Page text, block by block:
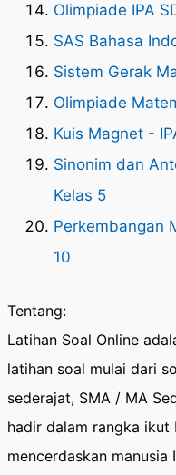
Olimpiade IPA
SAS Bahasa
Sistem Gerak
Olimpiade
Kuis Magnet -
Sinonim dan
Kelas 5
Perkembangan
10
Tentang:
Latihan Soal Online
latihan soal mulai dari
sederajat, SMA / MA
hadir dalam rangka
mencerdaskan manusia